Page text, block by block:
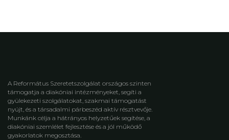
A Református Szeretetszolgálat országos szinten
támogatja a diakóniai intézményeket, segíti a
gyülekezeti szolgálatokat, szakmai támogatást
nyújt, és a társadalmi párbeszéd aktív résztvevője.
Munkánk célja a hátrányos helyzetűek segítése, a
diakóniai szemlélet fejlesztése és a jól működő
gyakorlatok megosztása.